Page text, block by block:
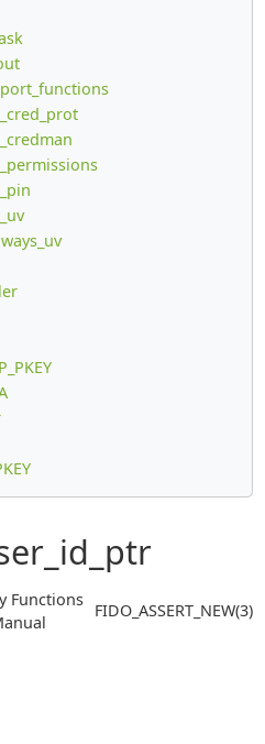
Functions
FIDO_ASSERT_NEW(3)